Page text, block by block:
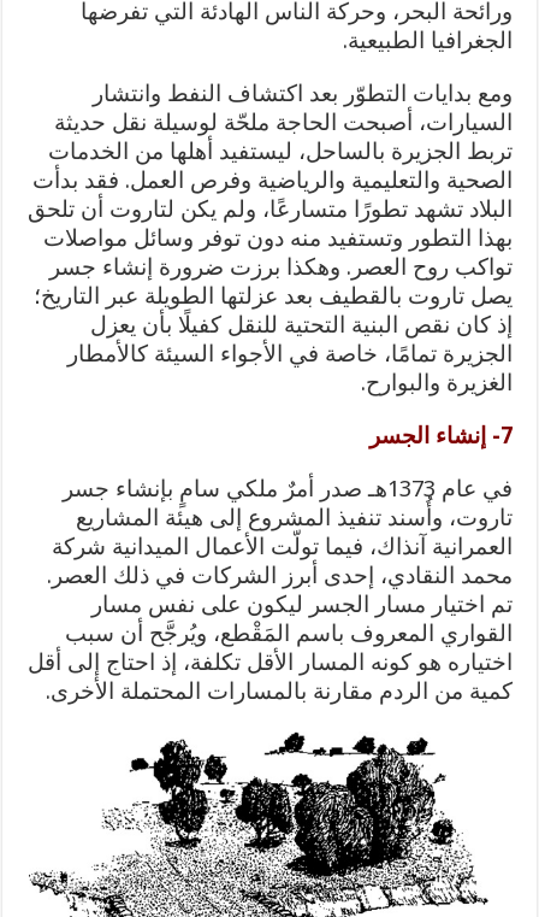
ورائحة البحر، وحركة الناس الهادئة التي تفرضها
الجغرافيا الطبيعية.
ومع بدايات التطوّر بعد اكتشاف النفط وانتشار
السيارات، أصبحت الحاجة ملحّة لوسيلة نقل حديثة
تربط الجزيرة بالساحل، ليستفيد أهلها من الخدمات
الصحية والتعليمية والرياضية وفرص العمل. فقد بدأت
البلاد تشهد تطورًا متسارعًا، ولم يكن لتاروت أن تلحق
بهذا التطور وتستفيد منه دون توفر وسائل مواصلات
تواكب روح العصر. وهكذا برزت ضرورة إنشاء جسر
يصل تاروت بالقطيف بعد عزلتها الطويلة عبر التاريخ؛
إذ كان نقص البنية التحتية للنقل كفيلًا بأن يعزل
الجزيرة تمامًا، خاصة في الأجواء السيئة كالأمطار
الغزيرة والبوارح.
7- إنشاء الجسر
في عام 1373هـ صدر أمرٌ ملكي سامٍ بإنشاء جسر
تاروت، وأُسند تنفيذ المشروع إلى هيئة المشاريع
العمرانية آنذاك، فيما تولّت الأعمال الميدانية شركة
محمد النقادي، إحدى أبرز الشركات في ذلك العصر.
تم اختيار مسار الجسر ليكون على نفس مسار
القواري المعروف باسم المَقْطع، ويُرجَّح أن سبب
اختياره هو كونه المسار الأقل تكلفة، إذ احتاج إلى أقل
كمية من الردم مقارنة بالمسارات المحتملة الأخرى.